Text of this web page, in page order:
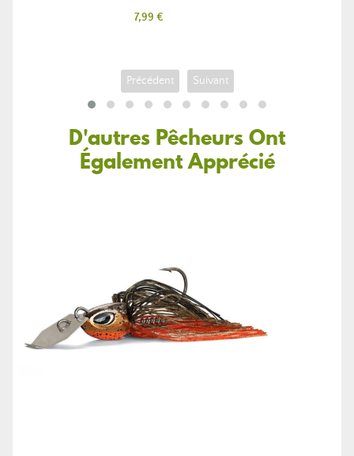
Prix
7,99 €
Précédent Suivant
D'autres Pêcheurs Ont
Également Apprécié